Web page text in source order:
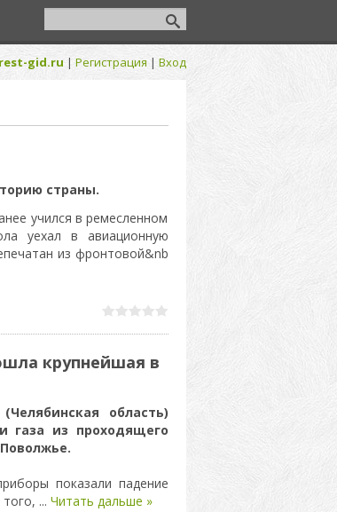
gid.ru | Регистрация | Вход
страны.
учился в ремесленном
уехал в авиационную
из фронтовой&nb
крупнейшая в
область)
газа из проходящего
показали падение
... Читать дальше »